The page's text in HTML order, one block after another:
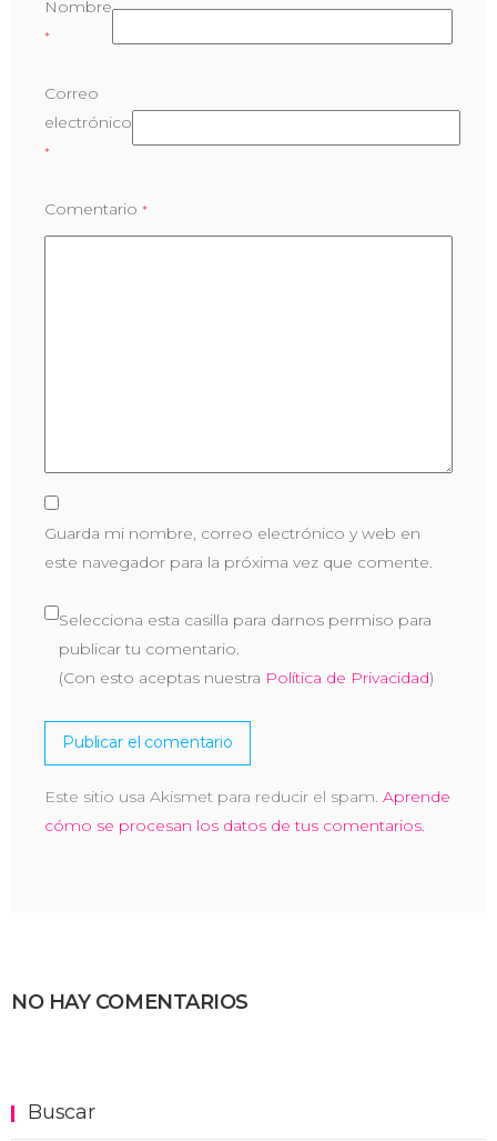
Nombre
*
Correo
electrónico
*
Comentario *
Guarda mi nombre, correo electrónico y web en
este navegador para la próxima vez que comente.
Selecciona esta casilla para darnos permiso para
publicar tu comentario.
(Con esto aceptas nuestra Política de Privacidad)
Este sitio usa Akismet para reducir el spam. Aprende
cómo se procesan los datos de tus comentarios.
NO HAY COMENTARIOS
Buscar